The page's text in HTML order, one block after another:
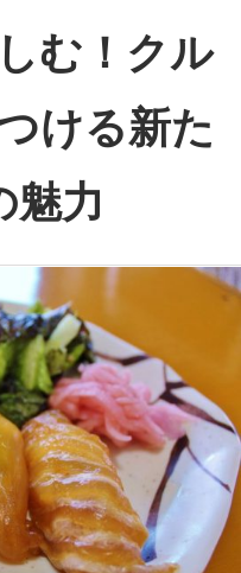
む！クル
ける新た
魅力